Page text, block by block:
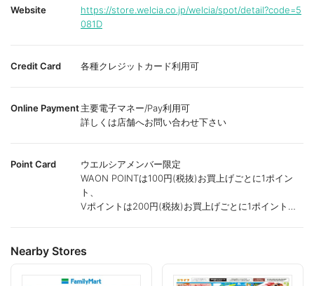
Website
https://store.welcia.co.jp/welcia/spot/detail?code=5
081D
Credit Card 各種クレジットカード利用可
Online Payment主要電子マネー/Pay利用可
詳しくは店舗へお問い合わせ下さい
Point Card
ウエルシアメンバー限定
WAON POINTは100円(税抜)お買上げごとに1ポイン
ト、
Vポイントは200円(税抜)お買上げごとに1ポイント進
Nearby Stores